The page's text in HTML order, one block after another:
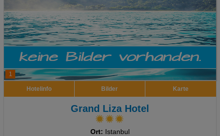
1
Hotelinfo Bilder Karte
Grand Liza Hotel
Ort: Istanbul